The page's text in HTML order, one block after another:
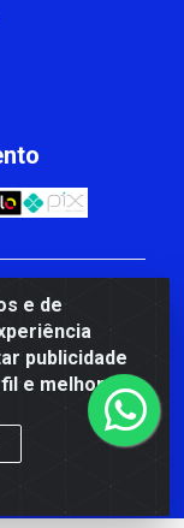
e de
publicidade
e melhorar a
Matriz - av
, Cachoeiro
- CNPJ